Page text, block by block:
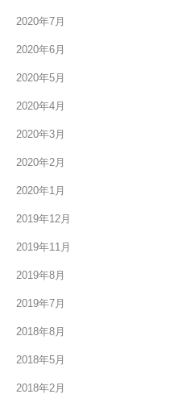
2020年7月
2020年6月
2020年5月
2020年4月
2020年3月
2020年2月
2020年1月
2019年12月
2019年11月
2019年8月
2019年7月
2018年8月
2018年5月
2018年2月